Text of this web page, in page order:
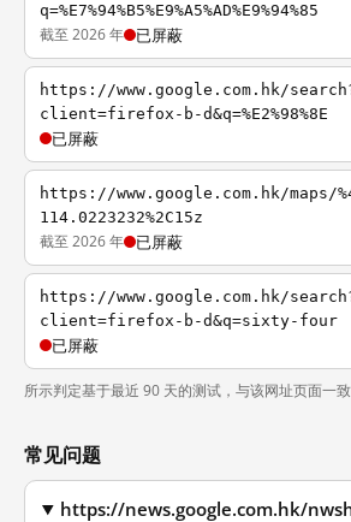
q=%E7%94%B5%E9%A5%AD%E9%94%85
截至 2026 年 已屏蔽
https://www.google.com.hk/
client=firefox-b-d&q=%E2%98%8E
已屏蔽
https://www.google.com.hk/maps/
114.0223232%2C15z
截至 2026 年 已屏蔽
https://www.google.com.hk/
client=firefox-b-d&q=sixty-four
已屏蔽
所示判定基于最近 90 天的测试，与该网址页面一致
常见问题
https://news.google.com.hk/